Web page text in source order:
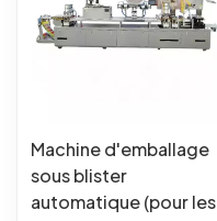
Machine d'emballage
sous blister
automatique (pour les